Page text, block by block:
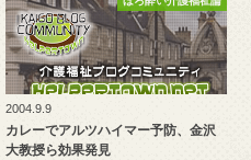
2004.9.9
カレーでアルツハイマー予防、金沢
大教授ら効果発見